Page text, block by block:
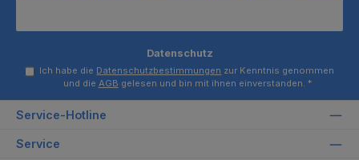
Datenschutz
Ich habe die Datenschutzbestimmungen zur Kenntnis genommen
und die AGB gelesen und bin mit ihnen einverstanden. *
Service-Hotline
Service